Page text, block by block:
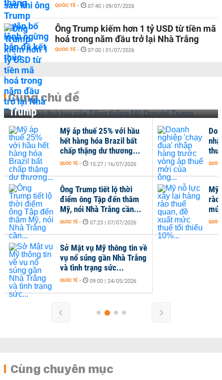
QUỐC TẾ - 07:40 | 09/07/2026
Ông Trump kiếm hơn 1 tỷ USD từ tiền mã
hoá trong năm đầu trở lại Nhà Trắng
QUỐC TẾ - 07:00 | 01/07/2026
Cùng chủ đề
Nhiệm kỳ thứ hai của Tổng thống Mỹ Donald
Trump
Mỹ áp thuế 25% với hầu
hết hàng hóa Brazil bất
chấp thặng dư thương...
QUỐC TẾ - 15:27 | 16/07/2026
Ông Trump tiết lộ thời
điểm ông Tập đến thăm
Mỹ, nói Nhà Trắng cần...
QUỐC TẾ - 07:23 | 07/07/2026
QUỐC
Mỹ
rào
QUỐC
Sở Mật vụ Mỹ thông tin về
vụ nổ súng gần Nhà Trắng
và tình trạng sức...
QUỐC TẾ - 09:00 | 24/05/2026
Cùng chuyên mục